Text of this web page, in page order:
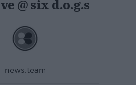
@ six d.o.g.s
news.team